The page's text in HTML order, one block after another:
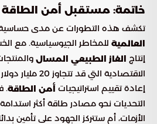
خاتمة: مستقبل أمن
تكشف هذه التطورات عن مدى
العالمية للمخاطر الجيوسياسية. مع
إنتاج الغاز الطبيعي المسال
الاقتصادية التي
إعادة تقييم استراتيجيات أمن الطاقة.
التحديات نحو مصادر طاقة أكثر
الأزمات، أم ستتركز الجهود على تأمين